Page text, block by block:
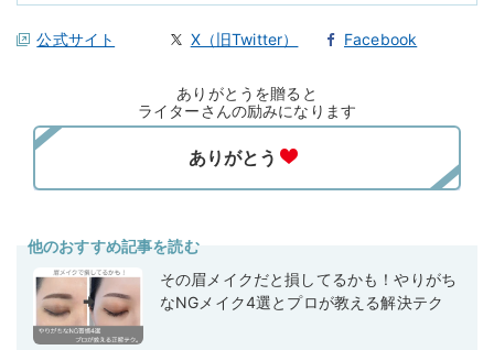
公式サイト X（旧Twitter） Facebook
ありがとうを贈ると
ライターさんの励みになります
他のおすすめ記事を読む
その眉メイクだと損してるかも！やりがち
なNGメイク4選とプロが教える解決テク